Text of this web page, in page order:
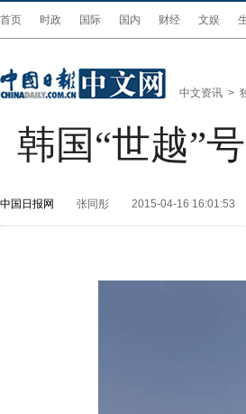
首页 时政 国际 国内 财经 文娱
中文资讯 >
韩国“世越”
中国日报网 张同彤 2015-04-16 16:01:53